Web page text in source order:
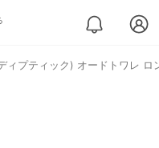
ィプティック) オードトワレ ロ